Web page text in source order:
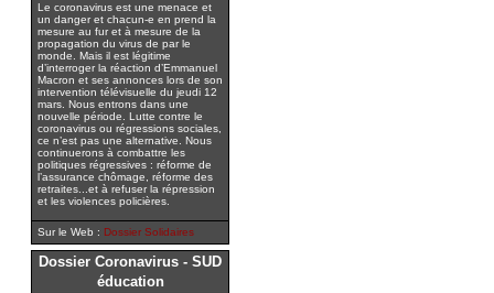
Le coronavirus est une menace et
un danger et chacun-e en prend la
mesure au fur et à mesure de la
propagation du virus de par le
monde. Mais il est légitime
d’interroger la réaction d’Emmanuel
Macron et ses annonces lors de son
intervention télévisuelle du jeudi 12
mars. Nous entrons dans une
nouvelle période. Lutte contre le
coronavirus ou régressions sociales,
ce n’est pas une alternative. Nous
continuerons à combattre les
politiques régressives : réforme de
l’assurance chômage, réforme des
retraites...et à refuser la répression
et les violences policières.
Sur le Web : Dossier Solidaires
Dossier Coronavirus - SUD
éducation